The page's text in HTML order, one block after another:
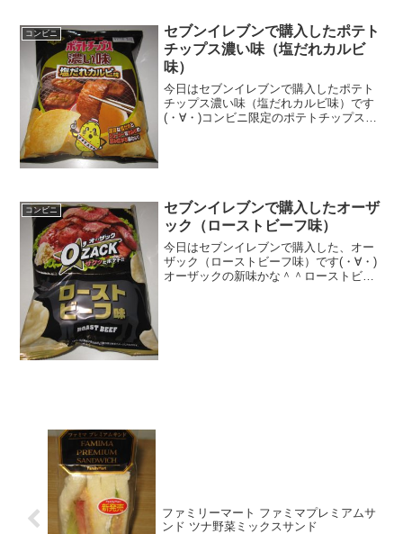
コンビニ
セブンイレブンで購入したポテト
チップス濃い味（塩だれカルビ
味）
今日はセブンイレブンで購入したポテト
チップス濃い味（塩だれカルビ味）です
(・∀・)コンビニ限定のポテトチップスの
コンビニ
セブンイレブンで購入したオーザ
ック（ローストビーフ味）
今日はセブンイレブンで購入した、オー
ザック（ローストビーフ味）です(・∀・)
オーザックの新味かな＾＾ローストビー
ファミリーマート ファミマプレミアムサ
ンド ツナ野菜ミックスサンド